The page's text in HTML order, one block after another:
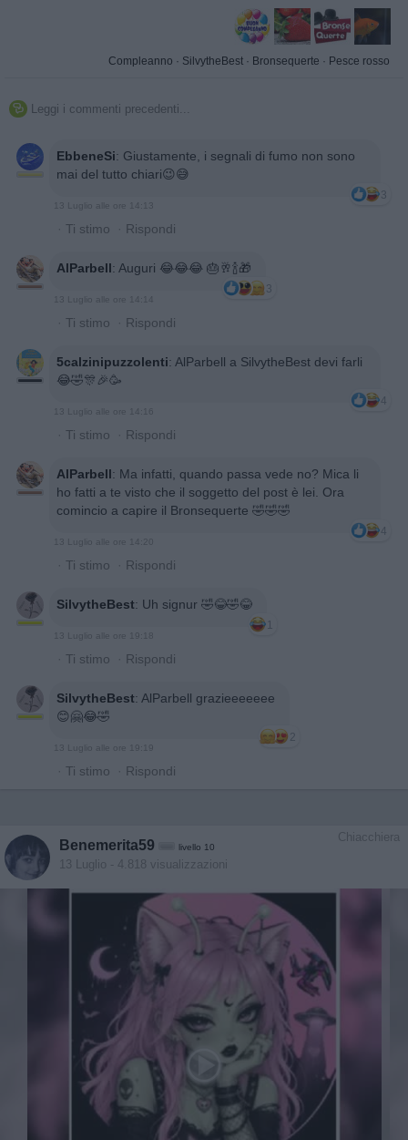
Compleanno · SilvytheBest · Bronsequerte · Pesce rosso
 Leggi i commenti precedenti...
EbbeneSi: Giustamente, i segnali di fumo non sono
mai del tutto chiari😉😅
3
· Ti stimo · Rispondi
AlParbell: Auguri 😂😂😂 🎂🥂🍾🎁
3
· Ti stimo · Rispondi
5calzinipuzzolenti: AlParbell a SilvytheBest devi farli
😂🤣🎊🎉🥳
4
· Ti stimo · Rispondi
AlParbell: Ma infatti, quando passa vede no? Mica li
ho fatti a te visto che il soggetto del post è lei. Ora
comincio a capire il Bronsequerte 🤣🤣🤣
4
· Ti stimo · Rispondi
SilvytheBest: Uh signur 🤣😂🤣😂
1
13 Luglio alle ore 19:18
· Ti stimo · Rispondi
SilvytheBest: AlParbell grazieeeeeee
😊🤗😂🤣
2
13 Luglio alle ore 19:19
· Ti stimo · Rispondi
Chiacchiera
Benemerita59 livello 10
13 Luglio - 4.818 visualizzazioni